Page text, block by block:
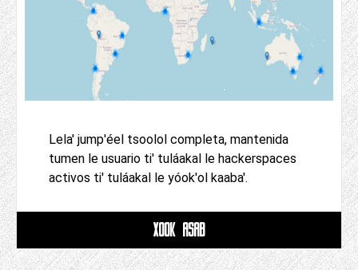
Lela' jump'éel tsoolol completa, mantenida
tumen le usuario ti' tuláakal le hackerspaces
activos ti' tuláakal le yóok'ol kaaba'.
XOOK ASAB